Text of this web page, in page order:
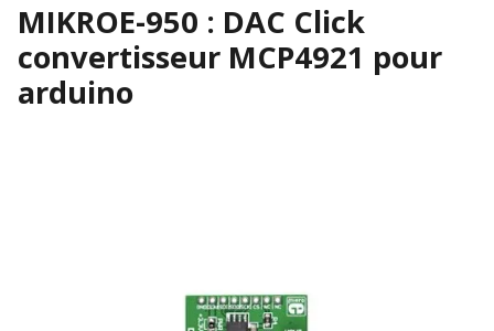
MIKROE-950 : DAC Click
convertisseur MCP4921 pour
arduino